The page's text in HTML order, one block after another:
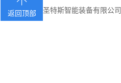
6 苏州圣特斯智能装备有限公司
返回顶部